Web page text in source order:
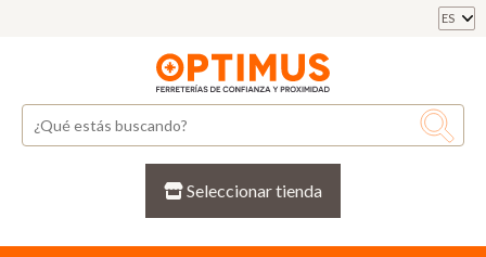
ES
Seleccionar tienda